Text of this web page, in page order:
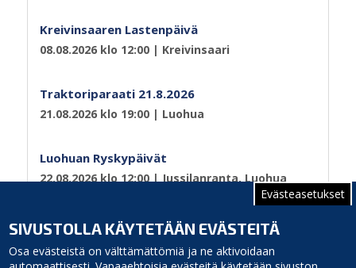
Evästeasetukset
SIVUSTOLLA KÄYTETÄÄN EVÄSTEITÄ
Osa evästeistä on välttämättömiä ja ne aktivoidaan
Kreivinsaaren Lastenpäivä
08.08.2026 klo 12:00 | Kreivinsaari
Traktoriparaati 21.8.2026
21.08.2026 klo 19:00 | Luohua
Luohuan Ryskypäivät
22.08.2026 klo 12:00| Jussilanranta, Luohua
Sivu 1